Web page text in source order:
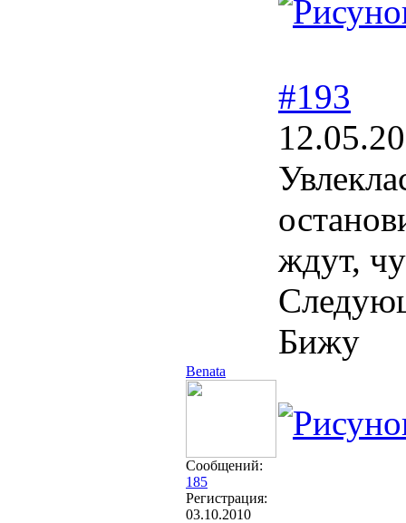
Benata
Сообщений:
185
Регистрация:
03.10.2010
#193
ждут,
Бижу